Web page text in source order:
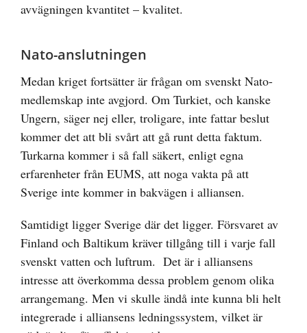
avvägningen kvantitet – kvalitet.
Nato-anslutningen
Medan kriget fortsätter är frågan om svenskt Nato-
medlemskap inte avgjord. Om Turkiet, och kanske
Ungern, säger nej eller, troligare, inte fattar beslut
kommer det att bli svårt att gå runt detta faktum.
Turkarna kommer i så fall säkert, enligt egna
erfarenheter från EUMS, att noga vakta på att
Sverige inte kommer in bakvägen i alliansen.
Samtidigt ligger Sverige där det ligger. Försvaret av
Finland och Baltikum kräver tillgång till i varje fall
svenskt vatten och luftrum. Det är i alliansens
intresse att överkomma dessa problem genom olika
arrangemang. Men vi skulle ändå inte kunna bli helt
integrerade i alliansens ledningssystem, vilket är